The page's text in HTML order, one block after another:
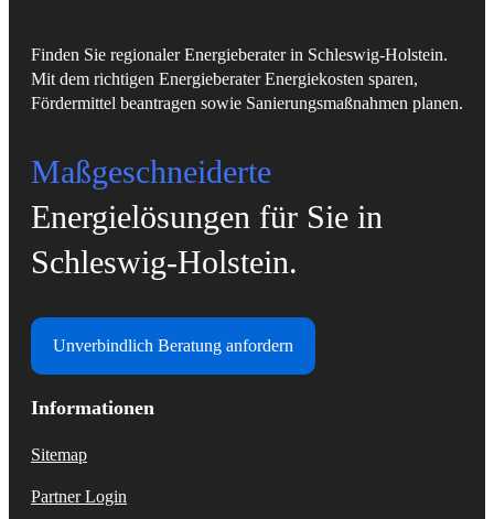
Finden Sie regionaler Energieberater in Schleswig-Holstein.
Mit dem richtigen Energieberater Energiekosten sparen,
Fördermittel beantragen sowie Sanierungsmaßnahmen planen.
Informationen
Sitemap
Partner Login
Maßgeschneiderte
Energielösungen für Sie in
Schleswig-Holstein.
Unverbindlich Beratung anfordern